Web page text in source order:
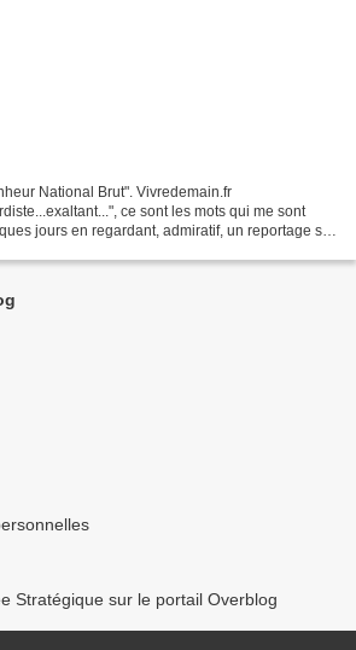
National Brut". Vivredemain.fr
ce sont les mots qui me sont
jours en regardant, admiratif, un reportage sur
Stratégique sur le portail Overblog